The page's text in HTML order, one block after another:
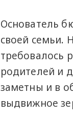
Основатель
своей семьи.
требовалось
родителей и
заметны и в
выдвижное